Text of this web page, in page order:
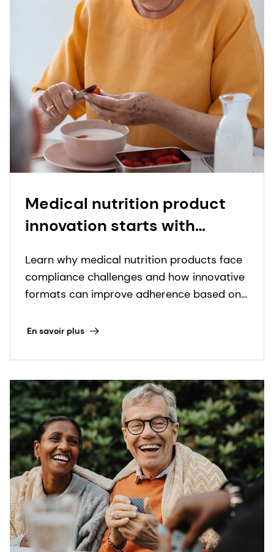
Medical nutrition product
innovation starts with
to real-world needs in
nutritional care
Learn why medical nutrition products face
compliance challenges and how innovative
formats can improve adherence based on
En savoir plus